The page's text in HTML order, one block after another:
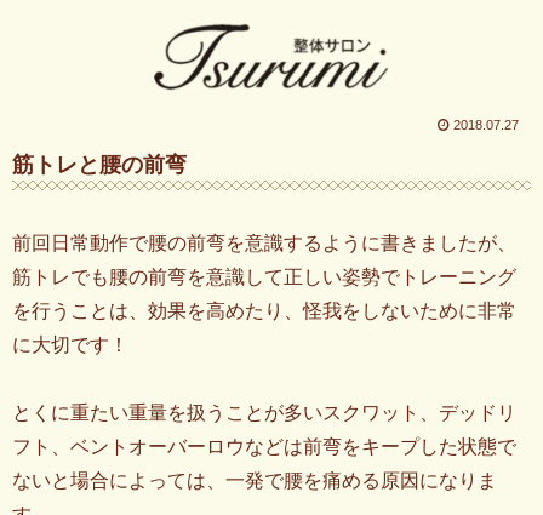
2018.07.27
筋トレと腰の前弯
前回日常動作で腰の前弯を意識するように書きましたが、
筋トレでも腰の前弯を意識して正しい姿勢でトレーニング
を行うことは、効果を高めたり、怪我をしないために非常
に大切です！
とくに重たい重量を扱うことが多いスクワット、デッドリ
フト、ベントオーバーロウなどは前弯をキープした状態で
ないと場合によっては、一発で腰を痛める原因になりま